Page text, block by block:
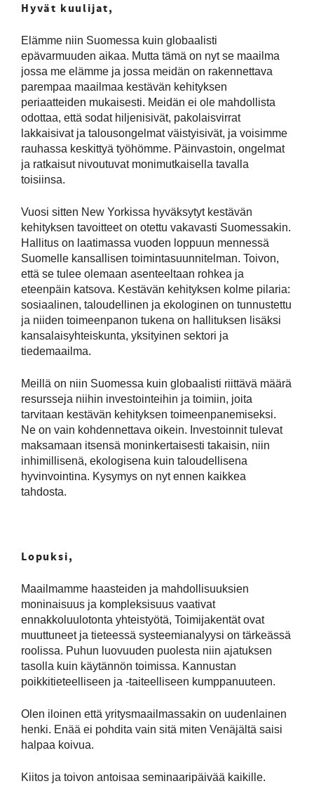
Hyvät kuulijat,
Elämme niin Suomessa kuin globaalisti
epävarmuuden aikaa. Mutta tämä on nyt se maailma
jossa me elämme ja jossa meidän on rakennettava
parempaa maailmaa kestävän kehityksen
periaatteiden mukaisesti. Meidän ei ole mahdollista
odottaa, että sodat hiljenisivät, pakolaisvirrat
lakkaisivat ja talousongelmat väistyisivät, ja voisimme
rauhassa keskittyä työhömme. Päinvastoin, ongelmat
ja ratkaisut nivoutuvat monimutkaisella tavalla
toisiinsa.
Vuosi sitten New Yorkissa hyväksytyt kestävän
kehityksen tavoitteet on otettu vakavasti Suomessakin.
Hallitus on laatimassa vuoden loppuun mennessä
Suomelle kansallisen toimintasuunnitelman. Toivon,
että se tulee olemaan asenteeltaan rohkea ja
eteenpäin katsova. Kestävän kehityksen kolme pilaria:
sosiaalinen, taloudellinen ja ekologinen on tunnustettu
ja niiden toimeenpanon tukena on hallituksen lisäksi
kansalaisyhteiskunta, yksityinen sektori ja
tiedemaailma.
Meillä on niin Suomessa kuin globaalisti riittävä määrä
resursseja niihin investointeihin ja toimiin, joita
tarvitaan kestävän kehityksen toimeenpanemiseksi.
Ne on vain kohdennettava oikein. Investoinnit tulevat
maksamaan itsensä moninkertaisesti takaisin, niin
inhimillisenä, ekologisena kuin taloudellisena
hyvinvointina. Kysymys on nyt ennen kaikkea
tahdosta.
Lopuksi,
Maailmamme haasteiden ja mahdollisuuksien
moninaisuus ja kompleksisuus vaativat
ennakkoluulotonta yhteistyötä, Toimijakentät ovat
muuttuneet ja tieteessä systeemianalyysi on tärkeässä
roolissa. Puhun luovuuden puolesta niin ajatuksen
tasolla kuin käytännön toimissa. Kannustan
poikkitieteelliseen ja -taiteelliseen kumppanuuteen.
Olen iloinen että yritysmaailmassakin on uudenlainen
henki. Enää ei pohdita vain sitä miten Venäjältä saisi
halpaa koivua.
Kiitos ja toivon antoisaa seminaaripäivää kaikille.